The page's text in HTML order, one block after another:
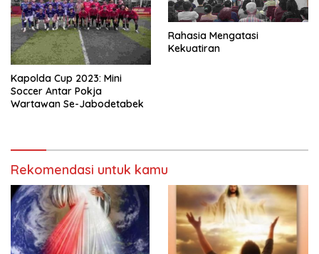
Kapolda Cup 2023: Mini
Soccer Antar Pokja
Wartawan Se-Jabodetabek
Rahasia Mengatasi
Kekuatiran
Rekomendasi untuk kamu